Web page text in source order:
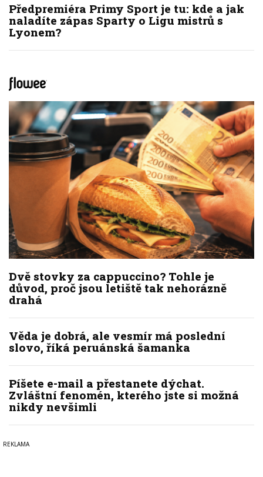
Předpremiéra Primy Sport je tu: kde a jak
naladíte zápas Sparty o Ligu mistrů s
Lyonem?
Dvě stovky za cappuccino? Tohle je
důvod, proč jsou letiště tak nehorázně
drahá
Věda je dobrá, ale vesmír má poslední
slovo, říká peruánská šamanka
Píšete e-mail a přestanete dýchat.
Zvláštní fenomén, kterého jste si možná
nikdy nevšimli